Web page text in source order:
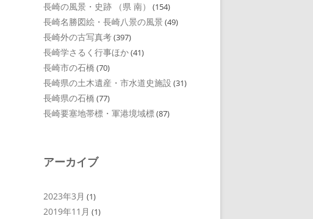
長崎の風景・史跡 （県 南） (154)
長崎名勝図絵・長崎八景の風景 (49)
長崎外の古写真考(397)
長崎学さるく行事ほか(41)
長崎市の石橋 (70)
長崎県の土木遺産・市水道史施設 (31)
長崎県の石橋 (77)
長崎要塞地帯標・軍港境域標(87)
アーカイブ
2023年3月 (1)
2019年11月 (1)